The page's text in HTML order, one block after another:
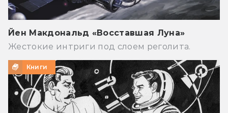
Йен Макдональд «Восставшая Луна»
Жестокие интриги под слоем реголита.
Книги